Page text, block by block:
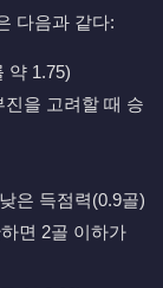
다음과 같다:
약 1.75)
을 고려할 때 승
은 득점력(0.9골)
면 2골 이하가